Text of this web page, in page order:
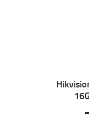
Details